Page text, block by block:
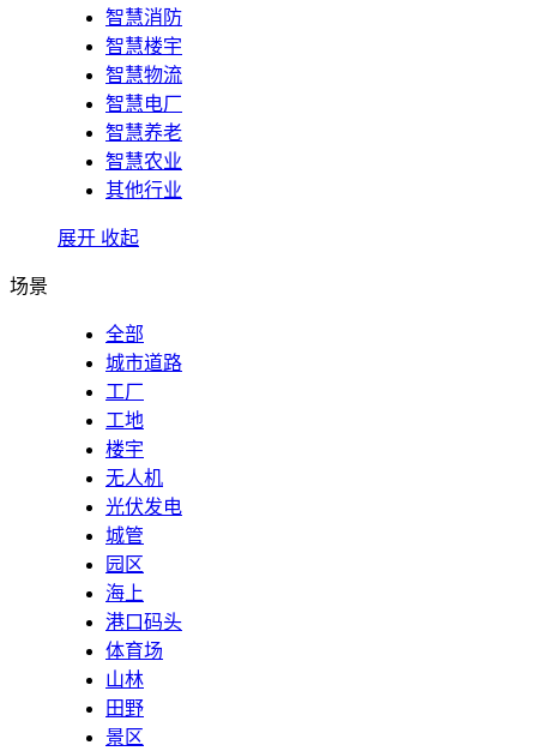
智慧消防
智慧楼宇
智慧物流
智慧电厂
智慧养老
智慧农业
其他行业
展开 收起
场景
全部
城市道路
工厂
工地
楼宇
无人机
光伏发电
城管
园区
海上
港口码头
体育场
山林
田野
景区